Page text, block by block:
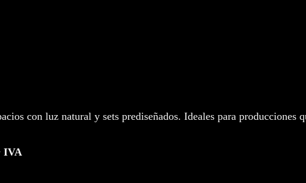
con luz natural y sets prediseñados. Ideales para producciones
IVA